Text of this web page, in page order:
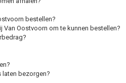
bestellen?
Oostvoorn om te kunnen bestellen?
laten bezorgen?